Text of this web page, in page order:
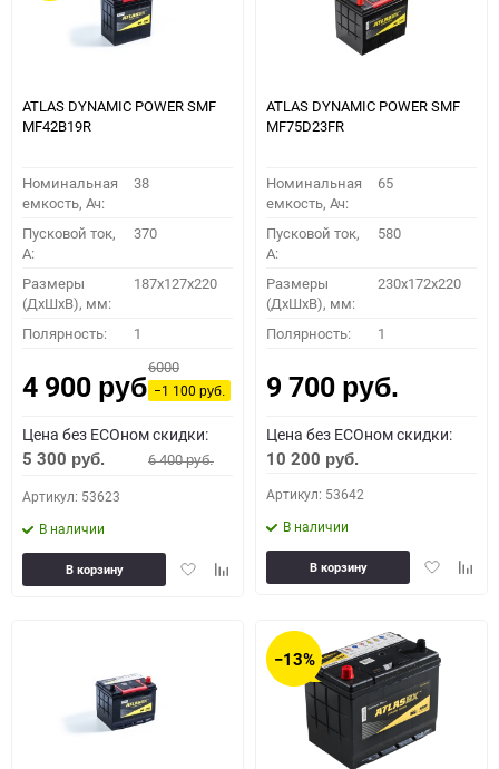
ATLAS DYNAMIC POWER SMF
MF42B19R
Номинальная
емкость, Ач:
38
Пусковой ток,
A:
370
Размеры
(ДхШхВ), мм:
187x127x220
Полярность: 1
4 900 руб.
6000
−1 100руб.
Цена без ECOном скидки:
5 300 руб. 6 400руб.
Артикул: 53623
В наличии
ДобавитьДобавить
В корзину
ATLAS DYNAMIC POWER SMF
MF75D23FR
Номинальная
емкость, Ач:
65
Пусковой ток,
A:
580
Размеры
(ДхШхВ), мм:
230x172x220
Полярность: 1
9 700 руб.
Цена без ECOном скидки:
10 200 руб.
Артикул: 53642
В наличии
Добавить
В корзину
−13%